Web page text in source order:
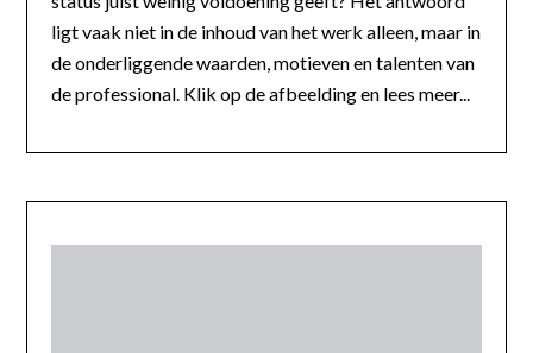
ligt vaak niet in de inhoud van het werk alleen, maar in
de onderliggende waarden, motieven en talenten van
de professional. Klik op de afbeelding en lees meer...